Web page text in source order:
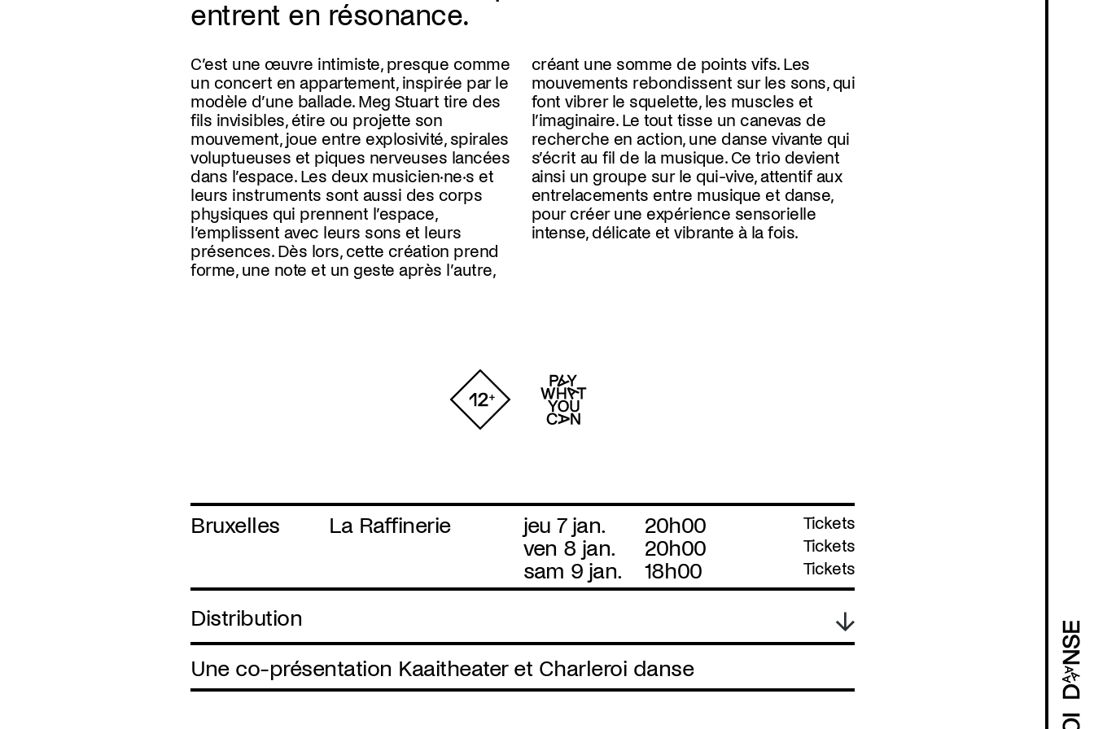
entrent en résonance.
C’est une œuvre intimiste, presque comme
un concert en appartement, inspirée par le
modèle d’une ballade. Meg Stuart tire des
fils invisibles, étire ou projette son
mouvement, joue entre explosivité, spirales
voluptueuses et piques nerveuses lancées
dans l’espace. Les deux musicien·ne·s et
leurs instruments sont aussi des corps
physiques qui prennent l’espace,
l’emplissent avec leurs sons et leurs
présences. Dès lors, cette création prend
forme, une note et un geste après l’autre,
créant une somme de points vifs. Les
mouvements rebondissent sur les sons, qui
font vibrer le squelette, les muscles et
l’imaginaire. Le tout tisse un canevas de
recherche en action, une danse vivante qui
s’écrit au fil de la musique. Ce trio devient
ainsi un groupe sur le qui-vive, attentif aux
entrelacements entre musique et danse,
pour créer une expérience sensorielle
intense, délicate et vibrante à la fois.
Bruxelles La Raffinerie jeu 7 jan. 20h00 Tickets
ven 8 jan. 20h00 Tickets
sam 9 jan. 18h00 Tickets
Distribution
Une co-présentation Kaaitheater et Charleroi danse